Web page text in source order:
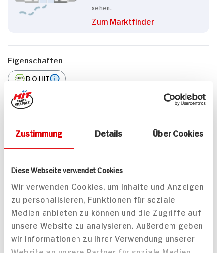
Zustimmung Details Über Cookies
Diese Webseite verwendet Cookies
Wir verwenden Cookies, um Inhalte und Anzeigen
zu personalisieren, Funktionen für soziale
Medien anbieten zu können und die Zugriffe auf
unsere Website zu analysieren. Außerdem geben
wir Informationen zu Ihrer Verwendung unserer
Website an unsere Partner für soziale Medien,
sehen.
Zum Marktfinder
Eigenschaften
BIO HIT
Marke
Weitere Artikel aus dieser Kategorie
Rewe Feine Welt
Lavendelhonig
250g Glas
HIT Bio Deutscher Honig
Kornblumenblüte
500g Glas